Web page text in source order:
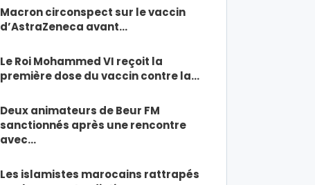
Macron circonspect sur le vaccin
d’AstraZeneca avant…
Le Roi Mohammed VI reçoit la
première dose du vaccin contre la…
Deux animateurs de Beur FM
sanctionnés après une rencontre
avec…
Les islamistes marocains rattrapés